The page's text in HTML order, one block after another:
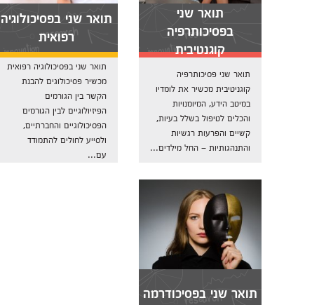
תואר שני
בפסיכותרפיה
קוגנטיבית
תואר שני פסיכותרפיה
קוגניטיבית מכשיר את לומדיו
במיטב הידע, המיומנויות
והכלים לטיפול בשלל בעיות,
קשיים והפרעות רגשיות
והתנהגותיות – החל מילדים...
תואר שני בפסיכולוגיה
רפואית
תואר שני בפסיכולוגיה רפואית
מכשיר פסיכולוגים להבנת
הקשר בין הגורמים
הפיזיולוגיים לבין הגורמים
הפסיכולוגיים והחברתיים,
ולסייע לחולים להתמודד
עם...
תואר שני בפסיכודרמה